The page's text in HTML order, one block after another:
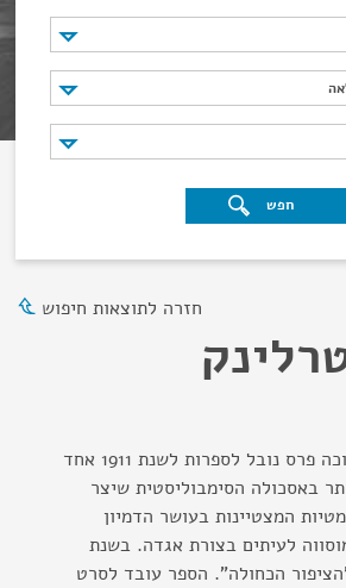
חפש
חזרה לתוצאות חיפוש
משורר ומחזאי בלגי. זוכה פרס נובל לספרות לשנת 1911 אחד
באסכולה הסימבוליסטית שיצר
המצטיינות בעושר הדמיון
לעיתים בצורת אגדה. בשנת
"הציפור הכחולה". הספר עובד לסרט